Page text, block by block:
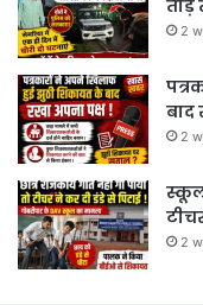
तोड़े
2
बाद
2
स्कूल
2